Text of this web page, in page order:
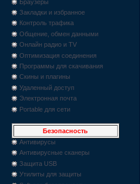
Браузеры
Закладки и избранное
Контроль трафика
Общение, обмен данными
Онлайн радио и TV
Оптимизация соединения
Программы для скачивания
Скины и плагины
Удаленный доступ
Электронная почта
Portable для сети
Безопасность
Антивирусы
Антивирусные сканеры
Защита USB
Утилиты для защиты